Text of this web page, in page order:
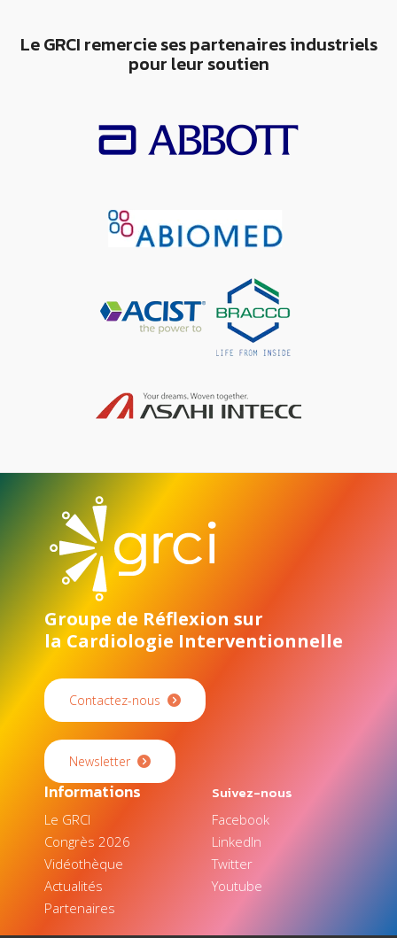
Le GRCI remercie ses partenaires industriels
pour leur soutien
Groupe de Réflexion sur
la Cardiologie Interventionnelle
Contactez-nous
Newsletter
Informations
Le GRCI
Congrès 2026
Vidéothèque
Actualités
Partenaires
Suivez-nous
Facebook
LinkedIn
Twitter
Youtube